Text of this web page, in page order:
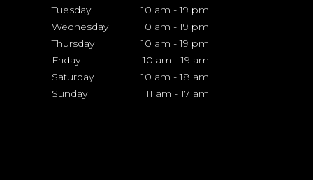
Tuesday
10 am - 19 pm
Wednesday
10 am - 19 pm
Thursday
10 am - 19 pm
Friday
10 am - 19 am
Saturday
10 am - 18 am
Sunday
11 am - 17 am